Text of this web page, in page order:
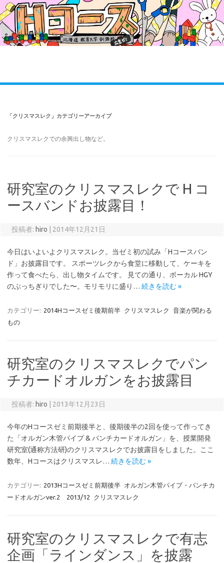
ン
テ
ン
ツ
へ
ス
「クリスマスレク 」カテゴリーアーカイブ
クリスマスレクでの余興出し物など。
研究室のクリスマスレクで H コ
ースバンドお披露目！
投稿者: hiro 2014年12月21日
今日はいよいよクリスマスレク。当ゼミ初の試み「Hコースバン
ド」お披露目です。 スポーツレクから食堂に移動して、ケーキを
作って食べたら、出し物タイムです。 見ての通り、ボーカル HGY
のぶっちぎりでした〜。モリモリに盛り… 続きを読む »
カテゴリー: 2014Hコースゼミ後期前半 クリスマスレク
音楽が関わる
もの
研究室のクリスマスレクでパン
チカードオルガンをお披露目
投稿者: hiro 2013年12月23日
今年のHコースゼミ前期後半と、後期後半の2回を使って作ってき
た「オルガン木管パイプ & パンチカードオルガン」を、授業開発
研究室(通称方法研)のクリスマスレクでお披露目をしました。ここ
数年、Hコースはクリスマスレ… 続きを読む »
カテゴリー: 2013Hコースゼミ前期後半 オルガン木管パイプ・パンチカ
ードオルガンver.2 2013/12
クリスマスレク
研究室のクリスマスレクで有志
企画「ラインダンス」を披露